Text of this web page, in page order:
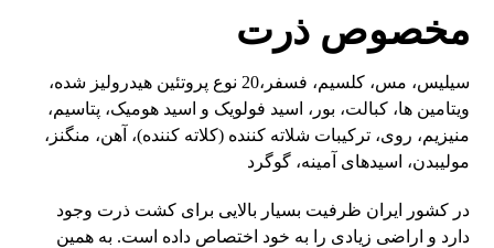
مخصوص ذرت
سیلیس، مس، کلسیم، فسفر،20 نوع پروتئین هیدرولیز شده،
ویتامین ها، کبالت، بور، اسید فولویک و اسید هومیک، پتاسیم،
منیزیم، روی، ترکیبات شلاته کننده (کلاته کننده)، آهن، منگنز،
مولیبدن، اسیدهای آمینه، گوگرد
در کشور ایران ظرفیت بسیار بالایی برای کشت ذرت وجود
دارد و اراضی زیادی را به خود اختصاص داده است. به همین